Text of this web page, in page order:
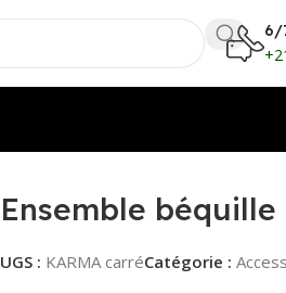
6/
Ensemble
UGS : KARMA carréCatégorie :